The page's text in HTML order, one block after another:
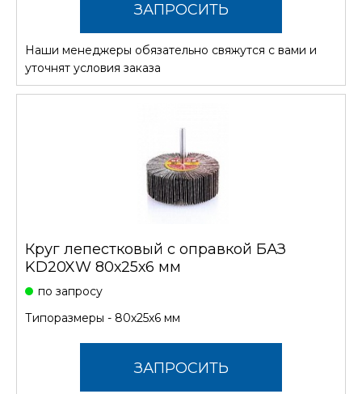
ЗАПРОСИТЬ
СТОИМОСТЬ
Наши менеджеры обязательно свяжутся с вами и
уточнят условия заказа
Круг лепестковый с оправкой БАЗ
KD20XW 80х25х6 мм
по запросу
Типоразмеры - 80х25х6 мм
ЗАПРОСИТЬ